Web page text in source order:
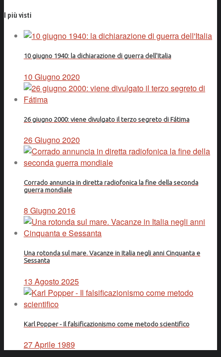
I più visti
10 giugno 1940: la dichiarazione di guerra dell'Italia
10 Giugno 2020
26 giugno 2000: viene divulgato il terzo segreto di Fátima
26 Giugno 2020
Corrado annuncia in diretta radiofonica la fine della seconda
guerra mondiale
8 Giugno 2016
Una rotonda sul mare. Vacanze in Italia negli anni Cinquanta e
Sessanta
13 Agosto 2025
Karl Popper - Il falsificazionismo come metodo scientifico
27 Aprile 1989